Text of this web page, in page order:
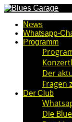
News
Whatsapp-
Programm
Der
Fragen
Der Club
Die